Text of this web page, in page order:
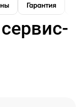
Гарантия